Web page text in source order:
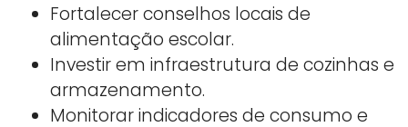
Fortalecer conselhos locais de
alimentação escolar.
Investir em infraestrutura de cozinhas e
armazenamento.
Monitorar indicadores de consumo e